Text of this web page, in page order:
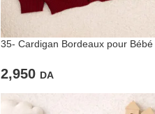
35- Cardigan Bordeaux pour Bébé
2,950 DA